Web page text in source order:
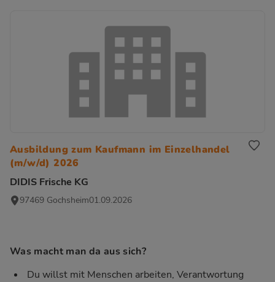
Ausbildung zum Kaufmann im Einzelhandel
(m/w/d) 2026
DIDIS Frische KG
97469 Gochsheim01.09.2026
Was macht man da aus sich?
Du willst mit Menschen arbeiten, Verantwortung